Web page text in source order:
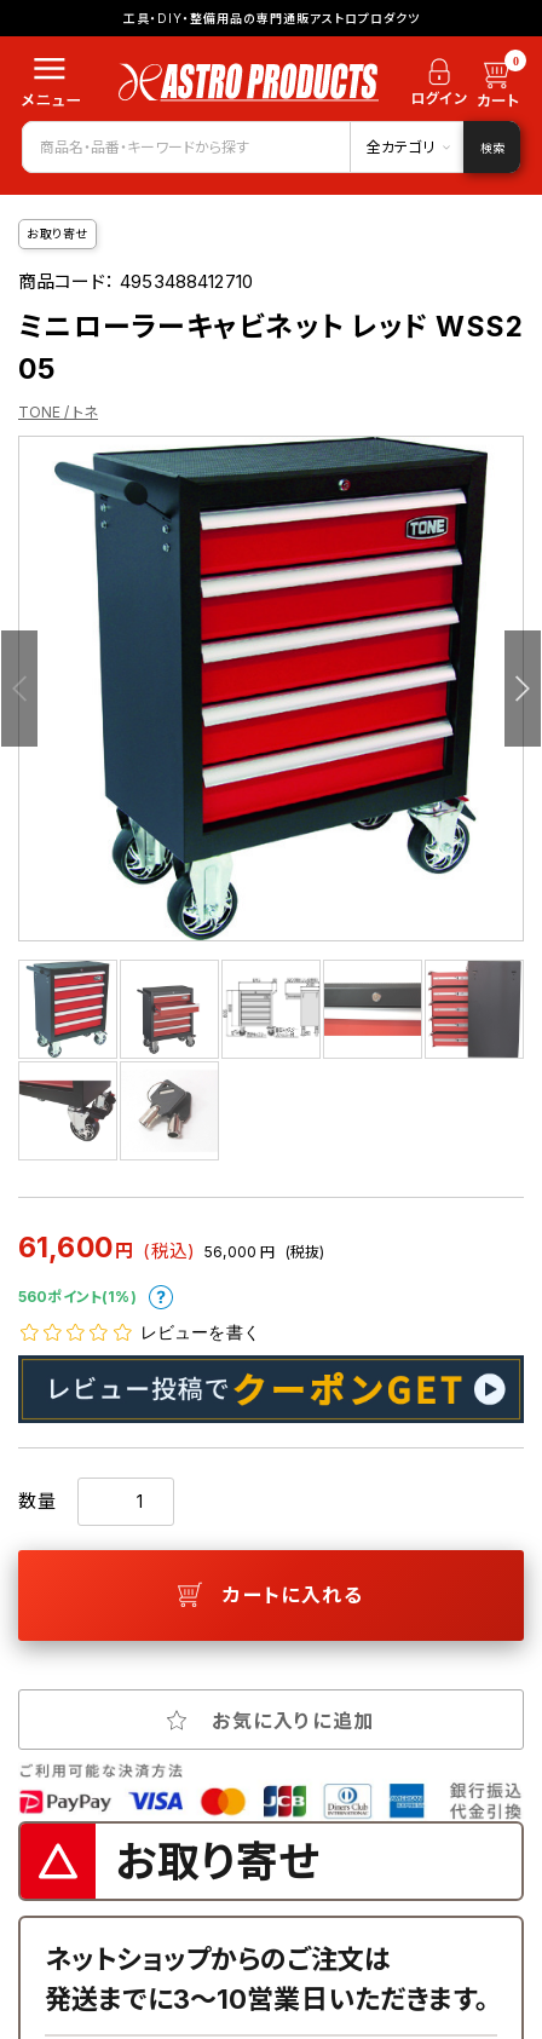
工具・DIY・整備用品の専門通販アストロプロダクツ
0
全カテゴリ 検索
お取り寄せ
商品コード：4953488412710
ミニローラーキャビネット レッド WSS2
05
TONE / トネ
61,600 円 (税込) 56,000 円 (税抜)
560ポイント(1%)
レビューを書く
数量
カートに入れる
お気に入りに追加
お取り寄せ
ネットショップからのご注文は
発送までに3～10営業日いただきます。